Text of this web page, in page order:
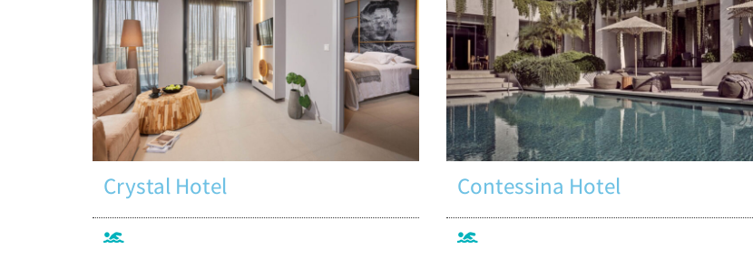
Contessina Hotel
Crystal Hotel